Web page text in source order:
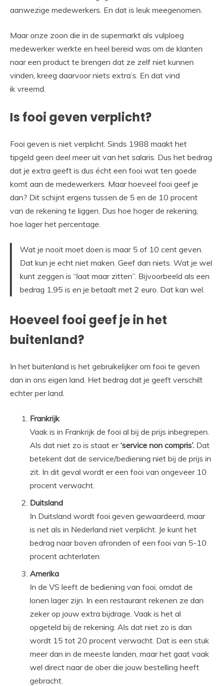
aanwezige medewerkers. En dat is leuk meegenomen.
Maar onze zoon die in de supermarkt als vulploeg
medewerker werkte en heel bereid was om de klanten
naar een product te brengen dat ze zelf niet kunnen
vinden, kreeg daarvoor niets extra’s. En dat vind
ik vreemd.
Is fooi geven verplicht?
Fooi geven is niet verplicht. Sinds 1988 maakt het
tipgeld geen deel meer uit van het salaris. Dus het bedrag
dat je extra geeft is dus écht een fooi wat ten goede
komt aan de medewerkers. Maar hoeveel fooi geef je
dan? Dit schijnt ergens tussen de 5 en de 10 procent
van de rekening te liggen. Dus hoe hoger de rekening,
hoe lager het percentage.
Wat je nooit moet doen is maar 5 of 10 cent geven.
Dat kun je echt niet maken. Geef dan niets. Wat je wel
kunt zeggen is “laat maar zitten”. Bijvoorbeeld als een
bedrag 1,95 is en je betaalt met 2 euro. Dat kan wel.
Hoeveel fooi geef je in het
buitenland?
In het buitenland is het gebruikelijker om fooi te geven
dan in ons eigen land. Het bedrag dat je geeft verschilt
echter per land.
Frankrijk
Vaak is in Frankrijk de fooi al bij de prijs inbegrepen.
Als dat niet zo is staat er‘service non compris’. Dat
betekent dat de service/bediening niet bij de prijs in
zit. In dit geval wordt er een fooi van ongeveer 10
procent verwacht.
Duitsland
In Duitsland wordt fooi geven gewaardeerd, maar
is net als in Nederland niet verplicht. Je kunt het
bedrag naar boven afronden of een fooi van 5-10
procent achterlaten
Amerika
In de VS leeft de bediening van fooi, omdat de
lonen lager zijn. In een restaurant rekenen ze dan
zeker op jouw extra bijdrage. Vaak is het al
opgeteld bij de rekening. Als dat niet zo is dan
wordt 15 tot 20 procent verwacht. Dat is een stuk
meer dan in de meeste landen, maar het gaat vaak
wel direct naar de ober die jouw bestelling heeft
gebracht.